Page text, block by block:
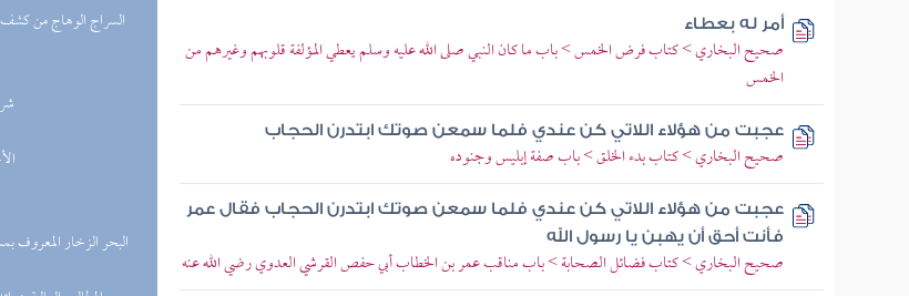
أمر له بعطاء
صحيح البخاري > كتاب فرض الخمس > باب ما كان النبي صلى الله عليه وسلم يعطي المؤلفة قلوبهم وغيرهم من
الخمس
عجبت من هؤلاء اللاتي كن عندي فلما سمعن صوتك ابتدرن الحجاب
صحيح البخاري > كتاب بدء الخلق > باب صفة إبليس وجنوده
عجبت من هؤلاء اللاتي كن عندي فلما سمعن صوتك ابتدرن الحجاب فقال عمر
فأنت أحق أن يهبن يا رسول الله
صحيح البخاري > كتاب فضائل الصحابة > باب مناقب عمر بن الخطاب أبي حفص القرشي العدوي رضي الله عنه